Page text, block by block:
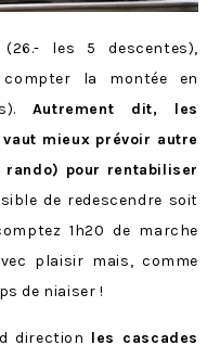
les 5 descentes),
compter la montée en
Autrement dit, les
mieux prévoir autre
rando) pour rentabiliser
de redescendre soit
1h20 de marche
plaisir mais, comme
de niaiser !
direction les cascades